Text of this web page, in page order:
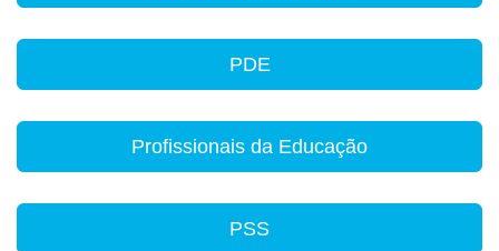
PDE
Profissionais da Educação
PSS